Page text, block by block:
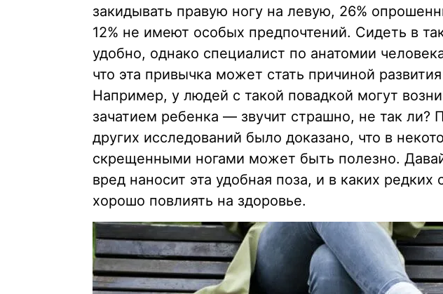
закидывать правую ногу на левую, 26%
12% не имеют особых предпочтений. Сидеть в
удобно, однако специалист по анатомии
что эта привычка может стать причиной
Например, у людей с такой повадкой могут
зачатием ребенка — звучит страшно, не так ли?
других исследований было доказано, что в
скрещенными ногами может быть полезно.
вред наносит эта удобная поза, и в каких
хорошо повлиять на здоровье.